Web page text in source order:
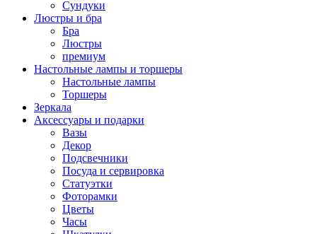
Сундуки
Люстры и бра
Бра
Люстры
премиум
Настольные лампы и торшеры
Настольные лампы
Торшеры
Зеркала
Аксессуары и подарки
Вазы
Декор
Подсвечники
Посуда и сервировка
Статуэтки
Фоторамки
Цветы
Часы